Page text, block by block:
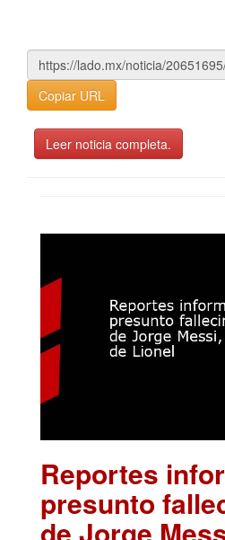
Copiar URL
Leer noticia completa.
Reportes
presunto
de Jorge